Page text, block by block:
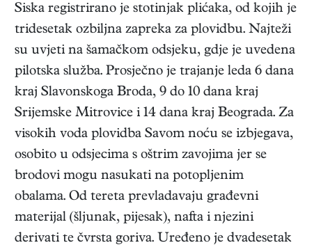
Siska registrirano je stotinjak plićaka, od kojih je
tridesetak ozbiljna zapreka za plovidbu. Najteži
su uvjeti na šamačkom odsjeku, gdje je uvedena
pilotska služba. Prosječno je trajanje leda 6 dana
kraj Slavonskoga Broda, 9 do 10 dana kraj
Srijemske Mitrovice i 14 dana kraj Beograda. Za
visokih voda plovidba Savom noću se izbjegava,
osobito u odsjecima s oštrim zavojima jer se
brodovi mogu nasukati na potopljenim
obalama. Od tereta prevladavaju građevni
materijal (šljunak, pijesak), nafta i njezini
derivati te čvrsta goriva. Uređeno je dvadesetak